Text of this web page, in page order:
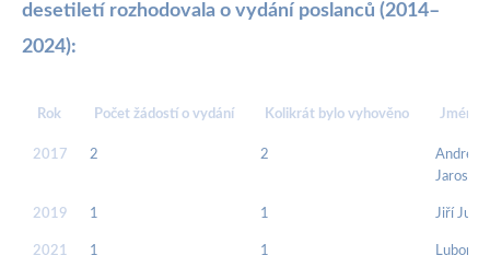
desetiletí rozhodovala o vydání poslanců (2014–
2024):
Rok Počet žádostí o vydání Kolikrát bylo vyhověno Jméno
2017 2 2
Andrej
Jaroslav
2019 1 1 Jiří
2021 1 1 Lubomír